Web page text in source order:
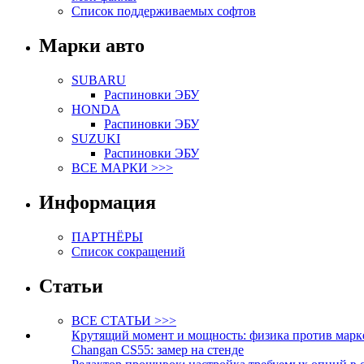
Список поддерживаемых софтов
Марки авто
SUBARU
Распиновки ЭБУ
HONDA
Распиновки ЭБУ
SUZUKI
Распиновки ЭБУ
ВСЕ МАРКИ >>>
Информация
ПАРТНЁРЫ
Список сокращений
Статьи
ВСЕ СТАТЬИ >>>
Крутящий момент и мощность: физика против
Changan CS55: замер на стенде